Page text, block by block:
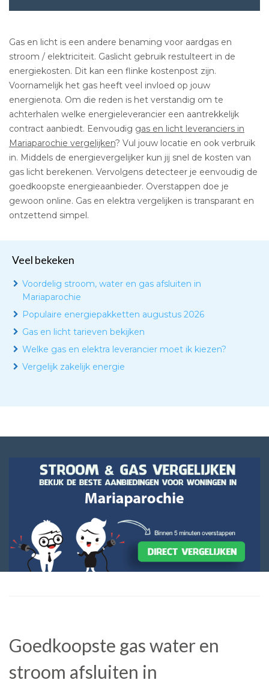
Gas en licht is een andere benaming voor aardgas en
stroom / elektriciteit. Gaslicht gebruik restulteert in de
energiekosten. Dit kan een flinke kostenpost zijn.
Voornamelijk het gas heeft veel invloed op jouw
energienota. Om die reden is het verstandig om te
achterhalen welke energieleverancier een aantrekkelijk
contract aanbiedt. Eenvoudig gas en licht leveranciers in
Mariaparochie vergelijken? Vul jouw locatie en ook verbruik
in. Middels de energievergelijker kun jij snel de kosten van
gas licht berekenen. Vervolgens detecteer je eenvoudig de
goedkoopste energieaanbieder. Overstappen doe je
gewoon online. Gas en elektra vergelijken is transparant en
ontzettend simpel.
Veel bekeken
Voordelig stroom, water en gas afsluiten in
Mariaparochie
Populaire energiepakketten augustus 2026
Gas en licht tarieven bekijken
Welke gas en elektra leverancier moet ik kiezen?
Vergelijk zakelijk energie
Goedkoopste gas water en
stroom afsluiten in